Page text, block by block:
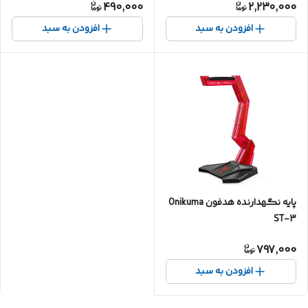
2,230,000
افزودن به سبد
490,000
افزودن به سبد
پایه نگهدارنده هدفون Onikuma
ST-3
797,000
افزودن به سبد